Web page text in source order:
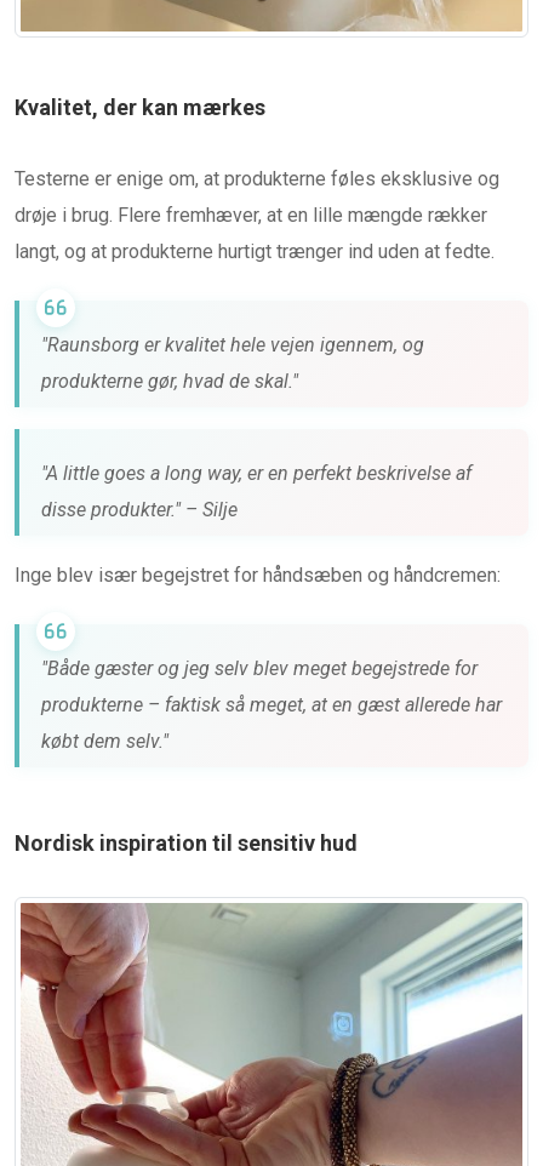
Kvalitet, der kan mærkes
Testerne er enige om, at produkterne føles eksklusive og
drøje i brug. Flere fremhæver, at en lille mængde rækker
langt, og at produkterne hurtigt trænger ind uden at fedte.
"Raunsborg er kvalitet hele vejen igennem, og
produkterne gør, hvad de skal."
"A little goes a long way, er en perfekt beskrivelse af
disse produkter." – Silje
Inge blev især begejstret for håndsæben og håndcremen:
"Både gæster og jeg selv blev meget begejstrede for
produkterne – faktisk så meget, at en gæst allerede har
købt dem selv."
Nordisk inspiration til sensitiv hud